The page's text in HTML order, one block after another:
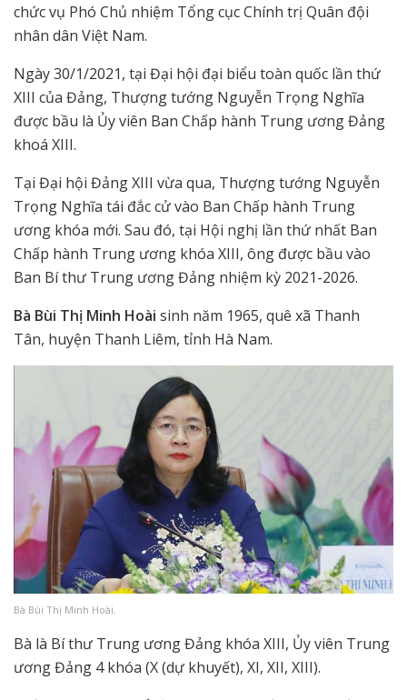
chức vụ Phó Chủ nhiệm Tổng cục Chính trị Quân đội
nhân dân Việt Nam.
Ngày 30/1/2021, tại Đại hội đại biểu toàn quốc lần thứ
XIII của Đảng, Thượng tướng Nguyễn Trọng Nghĩa
được bầu là Ủy viên Ban Chấp hành Trung ương Đảng
khoá XIII.
Tại Đại hội Đảng XIII vừa qua, Thượng tướng Nguyễn
Trọng Nghĩa tái đắc cử vào Ban Chấp hành Trung
ương khóa mới. Sau đó, tại Hội nghị lần thứ nhất Ban
Chấp hành Trung ương khóa XIII, ông được bầu vào
Ban Bí thư Trung ương Đảng nhiệm kỳ 2021-2026.
Bà Bùi Thị Minh Hoài sinh năm 1965, quê xã Thanh
Tân, huyện Thanh Liêm, tỉnh Hà Nam.
Bà Bùi Thị Minh Hoài.
Bà là Bí thư Trung ương Đảng khóa XIII, Ủy viên Trung
ương Đảng 4 khóa (X (dự khuyết), XI, XII, XIII).